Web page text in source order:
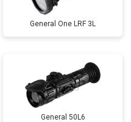
General One LRF 3L
General 50L6